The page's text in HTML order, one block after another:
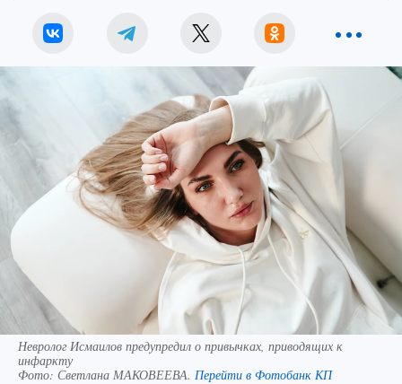
Невролог Исмаилов предупредил о привычках, приводящих к
инфаркту
Фото: Светлана МАКОВЕЕВА. Перейти в Фотобанк КП